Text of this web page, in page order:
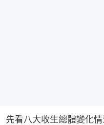
先看八大收生總體變化